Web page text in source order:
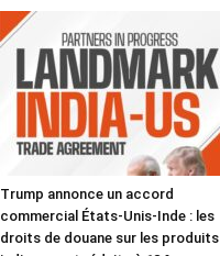
Trump annonce un accord
commercial États-Unis-Inde : les
droits de douane sur les produits